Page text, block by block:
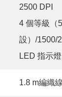
2500 DPI
4 個等級（
設）/1500/
LED 指示燈
1.8 m編織線